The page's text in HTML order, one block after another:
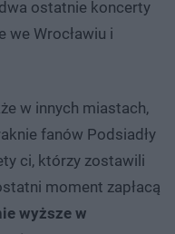
ostatnie koncerty
we Wrocławiu i
w innych miastach,
fanów Podsiadły
ci, którzy zostawili
moment zapłacą
wyższe w